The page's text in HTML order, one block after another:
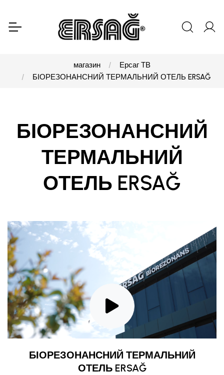
магазин
Ерсаг ТВ
БІОРЕЗОНАНСНИЙ ТЕРМАЛЬНИЙ ОТЕЛЬ ERSAĞ
БІОРЕЗОНАНСНИЙ
ТЕРМАЛЬНИЙ
ОТЕЛЬ ERSAĞ
БІОРЕЗОНАНСНИЙ ТЕРМАЛЬНИЙ
ОТЕЛЬ ERSAĞ